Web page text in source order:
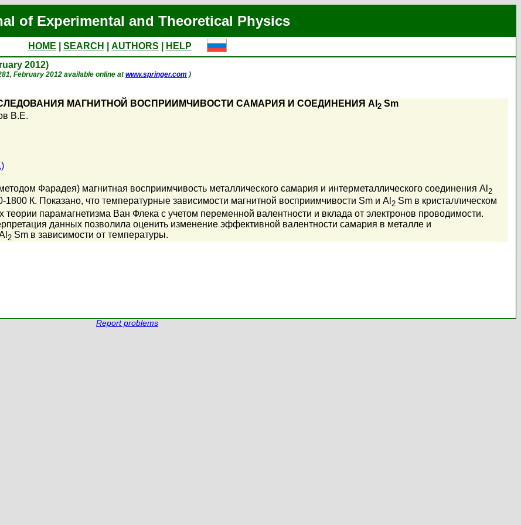
of Experimental and Theoretical Physics
HOME SEARCH AUTHORS
HELP
2012)
February 2012 available online atwww.springer.com )
МАГНИТНОЙ ВОСПРИИМЧИВОСТИ САМАРИЯ И СОЕДИНЕНИЯ Al 2 Sm
В.Е.
Фарадея) магнитная восприимчивость металлического самария и интерметаллического соединения Al 2
1800 К. Показано, что температурные зависимости магнитной восприимчивости Sm и Al 2 Sm в кристаллическом
теории парамагнетизма Ван Флека с учетом переменной валентности и вклада от электронов проводимости.
данных позволила оценить изменение эффективной валентности самария в металле и
2 Sm в зависимости от температуры.
Report problems